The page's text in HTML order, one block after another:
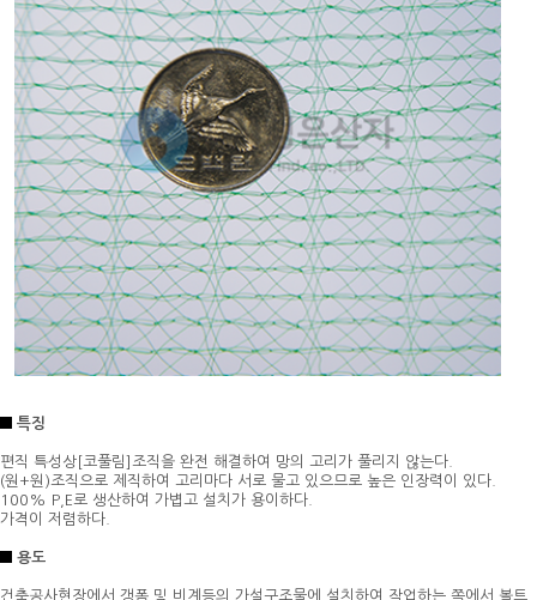
특징
편직 특성상[코풀림]조직을 완전 해결하여 망의 고리가 풀리지 않는다.
(원+원)조직으로 제직하여 고리마다 서로 물고 있으므로 높은 인장력이 있다.
100% P,E로 생산하여 가볍고 설치가 용이하다.
가격이 저렴하다.
용도
건축공사현장에서 갱폼 및 비계등의 가설구조물에 설치하여 작업하는 쪽에서 볼트